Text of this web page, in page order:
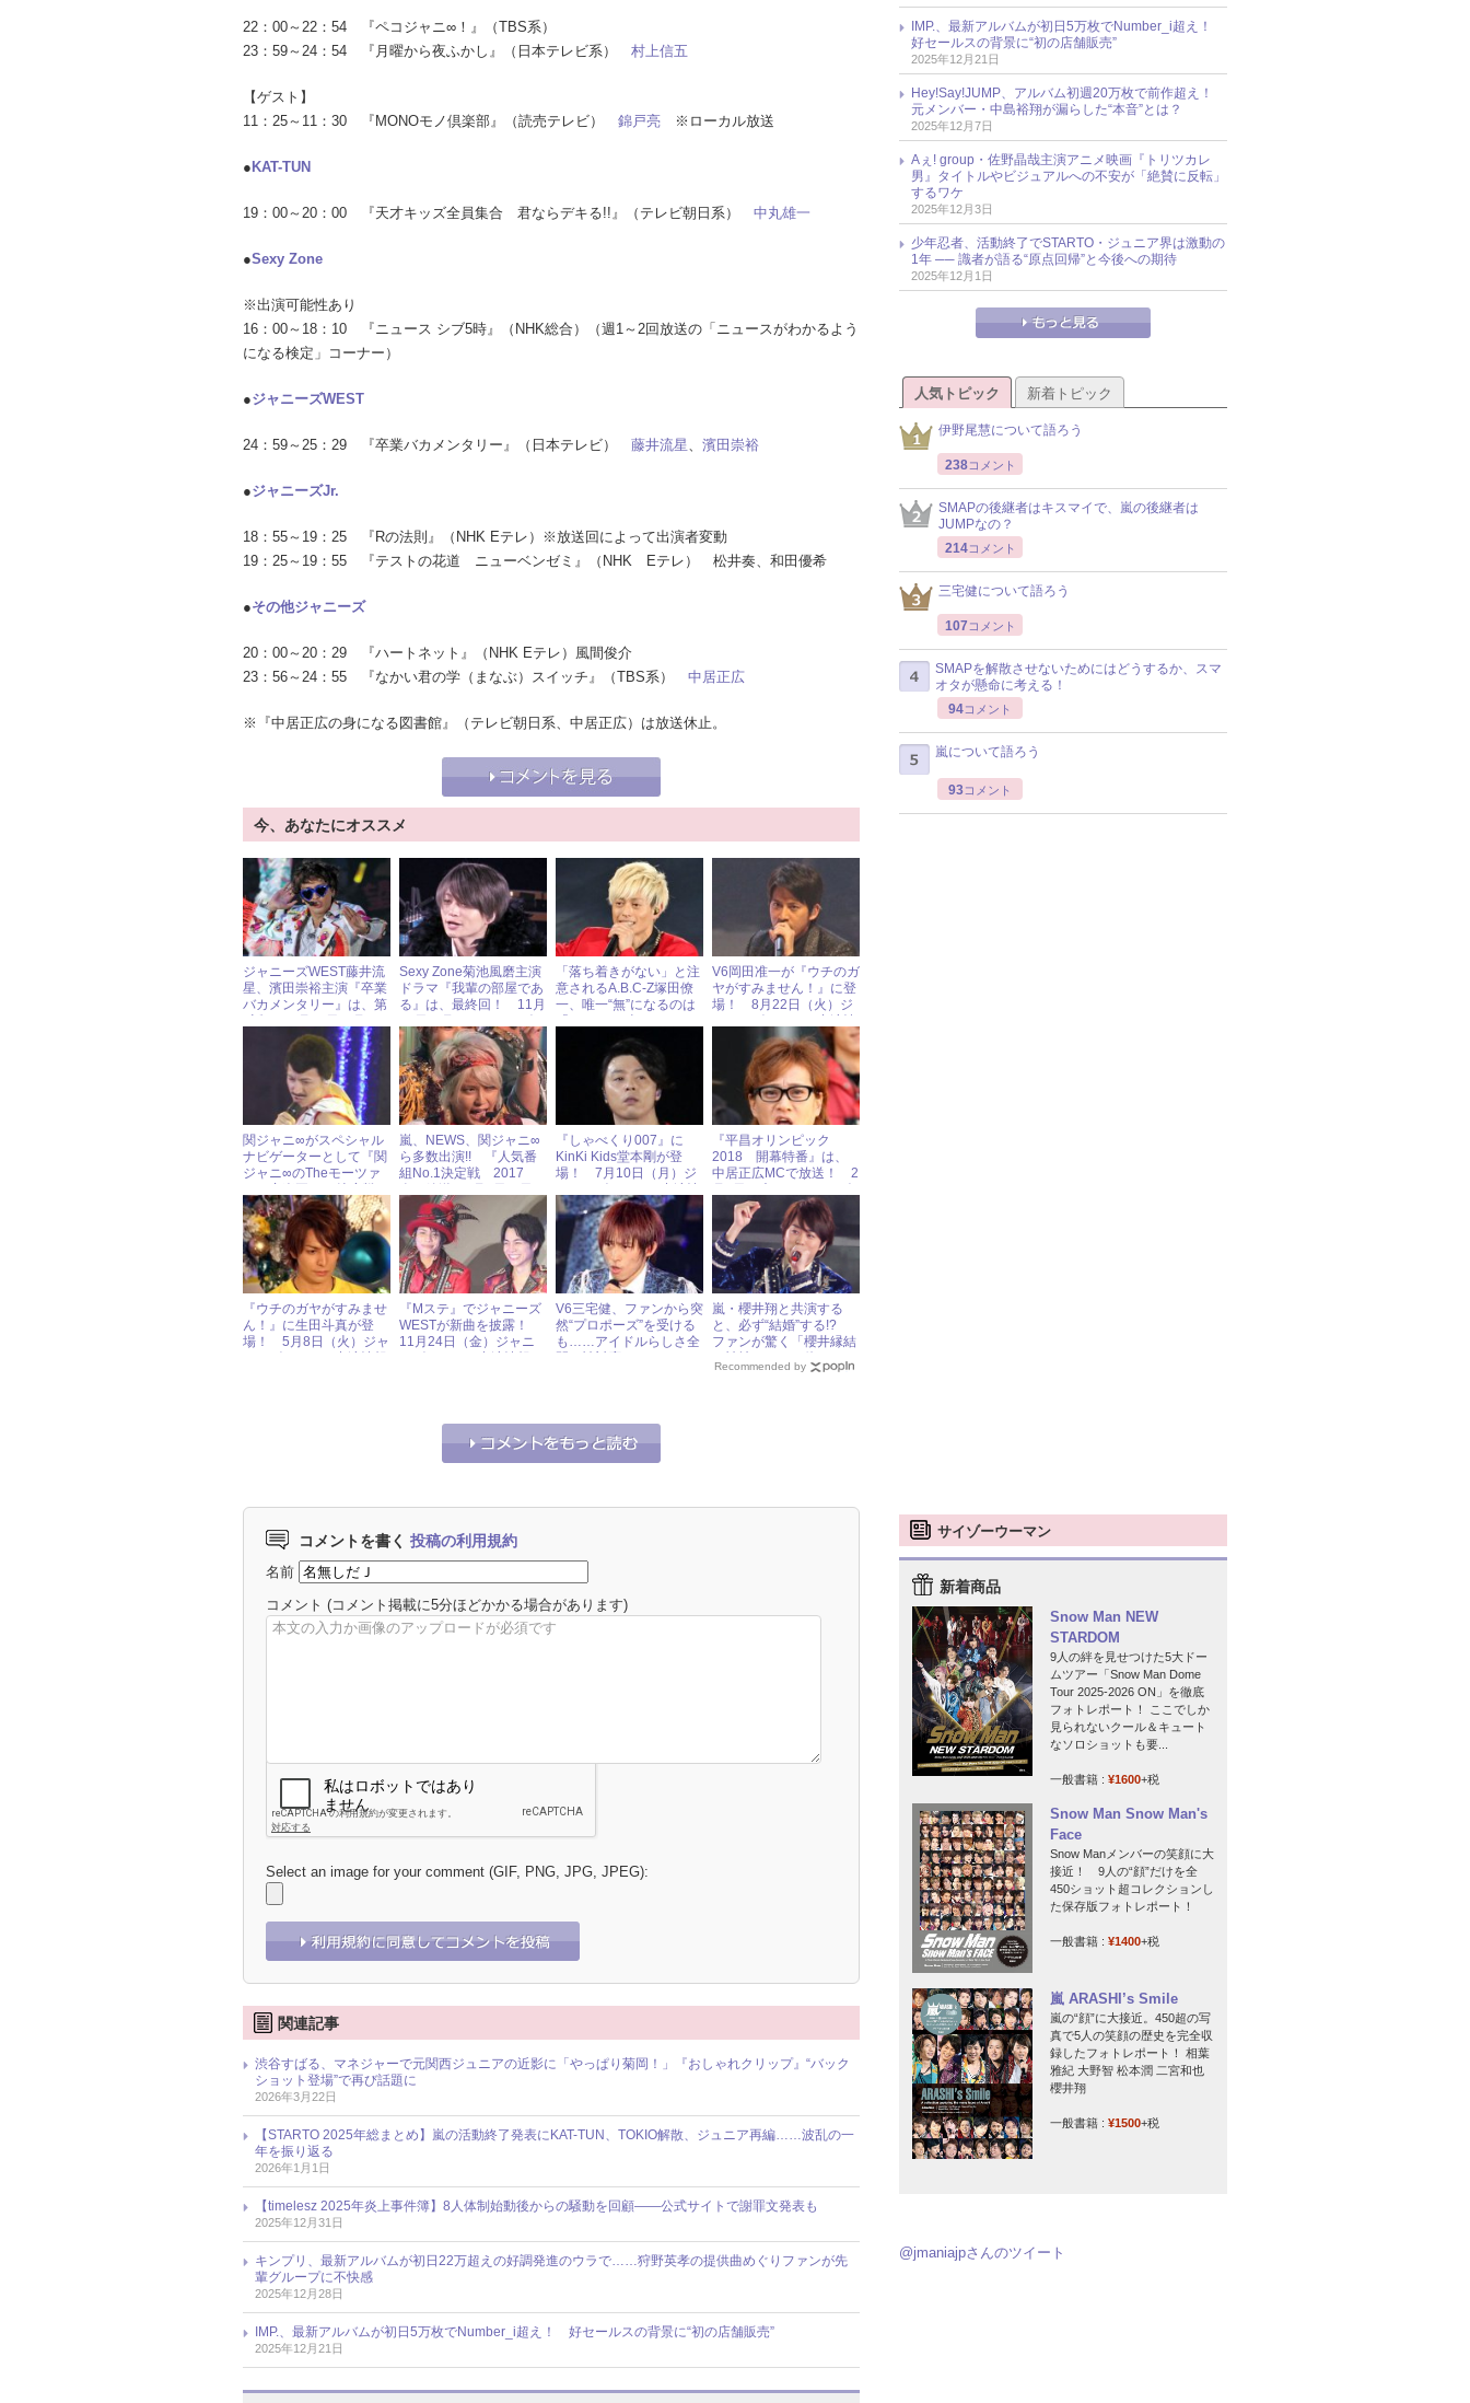
22：00～22：54 『ペコジャニ∞！』（TBS系）
23：59～24：54 『月曜から夜ふかし』（日本テレビ系） 村上信五
【ゲスト】
11：25～11：30 『MONOモノ倶楽部』（読売テレビ） 錦戸亮 ※ローカル放送
● KAT-TUN
19：00～20：00 『天才キッズ全員集合 君ならデキる!!』（テレビ朝日系） 中丸雄一
●Sexy Zone
※出演可能性あり
16：00～18：10 『ニュース シブ5時』（NHK総合）（週1～2回放送の「ニュースがわかるよう
になる検定」コーナー）
●ジャニーズWEST
24：59～25：29 『卒業バカメンタリー』（日本テレビ） 藤井流星、 濱田崇裕
●ジャニーズJr.
18：55～19：25 『Rの法則』（NHK Eテレ）※放送回によって出演者変動
19：25～19：55 『テストの花道 ニューベンゼミ』（NHK Eテレ） 松井奏、和田優希
●その他ジャニーズ
20：00～20：29 『ハートネット』（NHK Eテレ）風間俊介
23：56～24：55 『なかい君の学（まなぶ）スイッチ』（TBS系） 中居正広
※『中居正広の身になる図書館』（テレビ朝日系、中居正広）は放送休止。
今、あなたにオススメ
ジャニーズWEST藤井流
星、濱田崇裕主演『卒業
バカメンタリー』は、第
ジャニーズアイドル出演
Sexy Zone菊池風磨主演
ドラマ『我輩の部屋であ
る』は、最終回！ 11月
イドル出演情報
「落ち着きがない」と注
意されるA.B.C-Z塚田僚
一、唯一“無”になるのは
V6岡田准一が『ウチのガ
ヤがすみません！』に登
場！ 8月22日（火）ジ
関ジャニ∞がスペシャル
ナビゲーターとして『関
ジャニ∞のTheモーツァ
に登場!! 3月11日（土）
ジャニーズアイドル出演
情報
嵐、NEWS、関ジャニ∞
ら多数出演!! 『人気番
組No.1決定戦 2017
ジャニーズアイドル出演
情報
『しゃべくり007』に
KinKi Kids堂本剛が登
場！ 7月10日（月）ジ
報
『平昌オリンピック
2018 開幕特番』は、
中居正広MCで放送！ 2
アイドル出演情報
『ウチのガヤがすみませ
ん！』に生田斗真が登
場！ 5月8日（火）ジャ
『Mステ』でジャニーズ
WESTが新曲を披露！
11月24日（金）ジャニ
V6三宅健、ファンから突
然“プロポーズ”を受ける
も……アイドルらしさ全
嵐・櫻井翔と共演する
と、必ず“結婚”する!?
ファンが驚く「櫻井縁結
び神社」って一体なに？
Recommended by
コメントを書く 投稿の利用規約
名前
コメント (コメント掲載に5分ほどかかる場合があります)
Select an image for your comment (GIF, PNG, JPG, JPEG):
関連記事
渋谷すばる、マネジャーで元関西ジュニアの近影に「やっぱり菊岡！」『おしゃれクリップ』“バック
ショット登場”で再び話題に
2026年3月22日
【STARTO 2025年総まとめ】嵐の活動終了発表にKAT-TUN、TOKIO解散、ジュニア再編……波乱の一
年を振り返る
2026年1月1日
【timelesz 2025年炎上事件簿】8人体制始動後からの騒動を回顧――公式サイトで謝罪文発表も
2025年12月31日
キンプリ、最新アルバムが初日22万超えの好調発進のウラで……狩野英孝の提供曲めぐりファンが先
輩グループに不快感
2025年12月28日
IMP.、最新アルバムが初日5万枚でNumber_i超え！ 好セールスの背景に“初の店舗販売”
2025年12月21日
IMP.、最新アルバムが初日5万枚でNumber_i超え！
好セールスの背景に“初の店舗販売”
2025年12月21日
Hey!Say!JUMP、アルバム初週20万枚で前作超え！
元メンバー・中島裕翔が漏らした“本音”とは？
2025年12月7日
Aぇ! group・佐野晶哉主演アニメ映画『トリツカレ
男』タイトルやビジュアルへの不安が「絶賛に反転」
するワケ
2025年12月3日
少年忍者、活動終了でSTARTO・ジュニア界は激動の
1年 ── 識者が語る“原点回帰”と今後への期待
2025年12月1日
人気トピック 新着トピック
伊野尾慧について語ろう
238コメント
SMAPの後継者はキスマイで、嵐の後継者は
JUMPなの？
214コメント
三宅健について語ろう
107 コメント
SMAPを解散させないためにはどうするか、スマ
オタが懸命に考える！
94コメント
嵐について語ろう
93コメント
サイゾーウーマン
新着商品
Snow Man NEW
STARDOM
9人の絆を見せつけた5大ドー
ムツアー「Snow Man Dome
Tour 2025-2026 ON」を徹底
フォトレポート！ ここでしか
見られないクール＆キュート
なソロショットも要...
一般書籍 : ¥1600+税
Snow Man Snow Man's
Face
Snow Manメンバーの笑顔に大
接近！ 9人の“顔”だけを全
450ショット超コレクションし
た保存版フォトレポート！
一般書籍 : ¥1400+税
嵐 ARASHI’s Smile
嵐の“顔”に大接近。450超の写
真で5人の笑顔の歴史を完全収
録したフォトレポート！ 相葉
雅紀 大野智 松本潤 二宮和也
櫻井翔
一般書籍 : ¥1500+税
@jmaniajpさんのツイート